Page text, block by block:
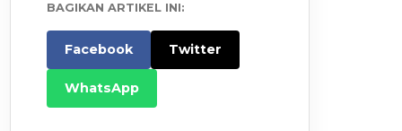
BAGIKAN ARTIKEL INI:
Facebook Twitter
WhatsApp